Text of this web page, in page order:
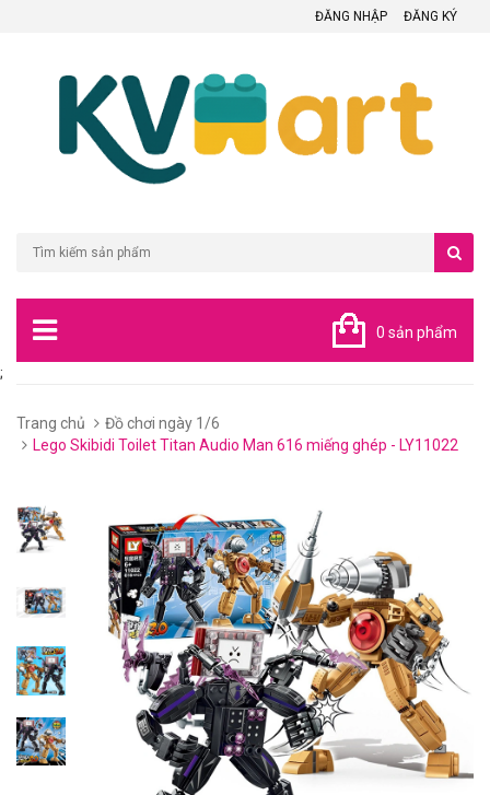
ĐĂNG NHẬP ĐĂNG KÝ
0 sản phẩm
;
Trang chủ
Đồ chơi ngày 1/6
Lego Skibidi Toilet Titan Audio Man 616 miếng ghép - LY11022